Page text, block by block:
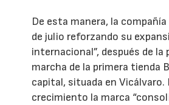
De esta manera, la compañía
de julio reforzando su
internacional”, después de la
marcha de la primera tienda
capital, situada en Vicálvaro.
crecimiento la marca